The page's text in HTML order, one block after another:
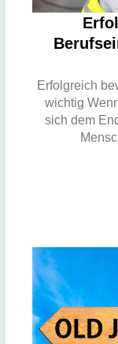
Erfolgreich
wichtig
sich dem